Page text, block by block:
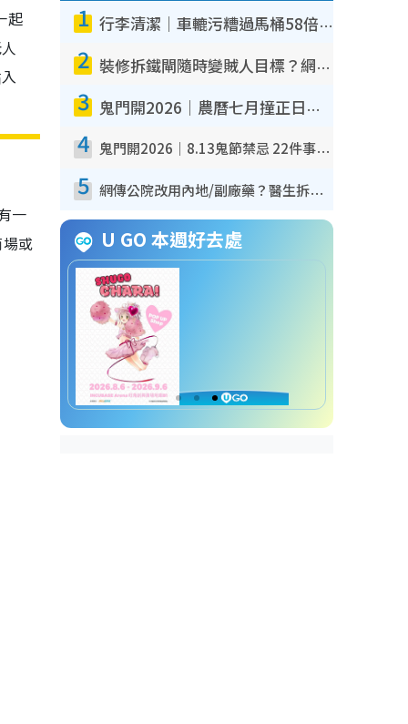
起
一
或
1 行李清潔｜車轆污糟過馬桶58倍！專家警告忌用酒精抹 教1招免污手除菌
2 裝修拆鐵閘隨時變賊人目標？網民揭2大關鍵用途：裝新式等於白裝？附新舊鐵閘分別
3 鬼門開2026｜農曆七月撞正日全食特別邪？專家警告切忌做一事！揭4大禁忌+2招保平安
4 鬼門開2026｜8.13鬼節禁忌 22件事唔做得！燒肉、刺身要少食？半夜勿吹口哨/打呢個電話
5 網傳公院改用內地/副廠藥？醫生拆解正副廠分別 揭4類人換藥隨時出事
U GO 本週好去處